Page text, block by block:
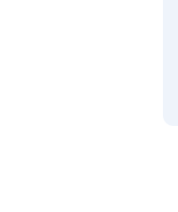
物，如同
進